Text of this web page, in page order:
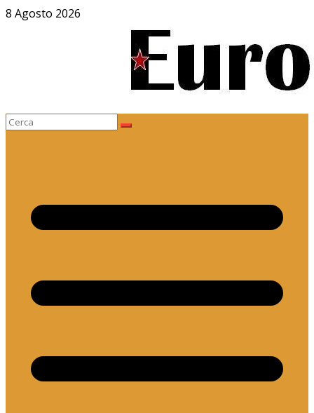
Salta
8 Agosto 2026